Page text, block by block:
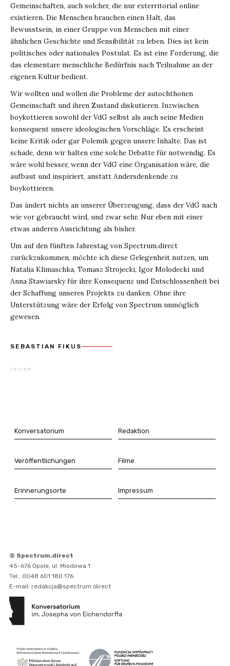
Gemeinschaften, auch solcher, die nur exterritorial online
existieren. Die Menschen brauchen einen Halt, das
Bewusstsein, in einer Gruppe von Menschen mit einer
ähnlichen Geschichte und Sensibilität zu leben. Dies ist kein
politisches oder nationales Postulat. Es ist eine Forderung, die
das elementare menschliche Bedürfnis nach Teilnahme an der
eigenen Kultur bedient.
Wir wollten und wollen die Probleme der autochthonen
Gemeinschaft und ihren Zustand diskutieren. Inzwischen
boykottieren sowohl der VdG selbst als auch seine Medien
konsequent unsere ideologischen Vorschläge. Es erscheint
keine Kritik oder gar Polemik gegen unsere Inhalte. Das ist
schade, denn wir halten eine solche Debatte für notwendig. Es
wäre wohl besser, wenn der VdG eine Organisation wäre, die
aufbaut und inspiriert, anstatt Andersdenkende zu
boykottieren.
Das ändert nichts an unserer Überzeugung, dass der VdG nach
wie vor gebraucht wird, und zwar sehr. Nur eben mit einer
etwas anderen Ausrichtung als bisher.
Um auf den fünften Jahrestag von Spectrum.direct
zurückzukommen, möchte ich diese Gelegenheit nutzen, um
Natalia Klimaschka, Tomasz Strojecki, Igor Molodecki und
Anna Stawiarsky für ihre Konsequenz und Entschlossenheit bei
der Schaffung unseres Projekts zu danken. Ohne ihre
Unterstützung wäre der Erfolg von Spectrum unmöglich
gewesen.
This is some text inside of a div block.
SEBASTIAN FIKUS
TEILEN:
Konversatorium Redaktion
Veröffentlichungen Filme
Erinnerungsorte Impressum
© Spectrum.direct
45-676 Opole, ul. Miodowa 1
Tel.: 0048 601 180 176
E-mail: redakcja@spectrum.direct